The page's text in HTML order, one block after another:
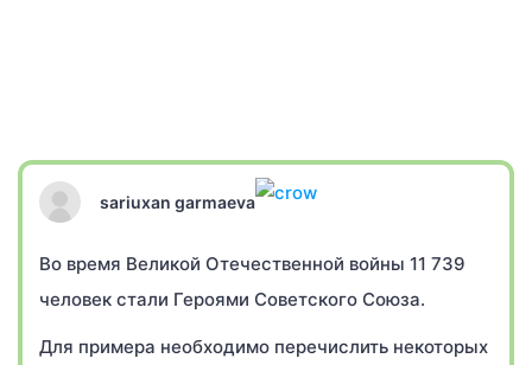
sariuxan garmaeva
Во время Великой Отечественной войны 11 739
человек стали Героями Советского Союза.
Для примера необходимо перечислить некоторых